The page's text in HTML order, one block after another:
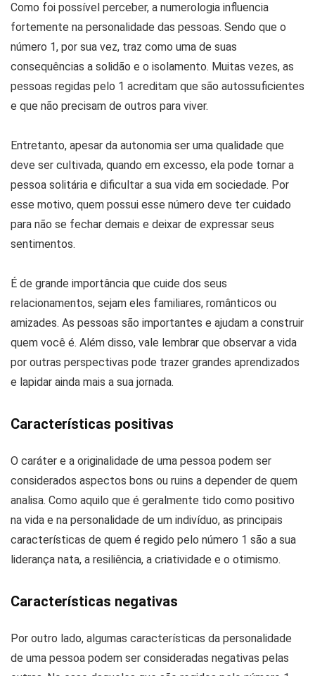
Como foi possível perceber, a numerologia influencia
fortemente na personalidade das pessoas. Sendo que o
número 1, por sua vez, traz como uma de suas
consequências a solidão e o isolamento. Muitas vezes, as
pessoas regidas pelo 1 acreditam que são autossuficientes
e que não precisam de outros para viver.
Entretanto, apesar da autonomia ser uma qualidade que
deve ser cultivada, quando em excesso, ela pode tornar a
pessoa solitária e dificultar a sua vida em sociedade. Por
esse motivo, quem possui esse número deve ter cuidado
para não se fechar demais e deixar de expressar seus
sentimentos.
É de grande importância que cuide dos seus
relacionamentos, sejam eles familiares, românticos ou
amizades. As pessoas são importantes e ajudam a construir
quem você é. Além disso, vale lembrar que observar a vida
por outras perspectivas pode trazer grandes aprendizados
e lapidar ainda mais a sua jornada.
Características positivas
O caráter e a originalidade de uma pessoa podem ser
considerados aspectos bons ou ruins a depender de quem
analisa. Como aquilo que é geralmente tido como positivo
na vida e na personalidade de um indivíduo, as principais
características de quem é regido pelo número 1 são a sua
liderança nata, a resiliência, a criatividade e o otimismo.
Características negativas
Por outro lado, algumas características da personalidade
de uma pessoa podem ser consideradas negativas pelas